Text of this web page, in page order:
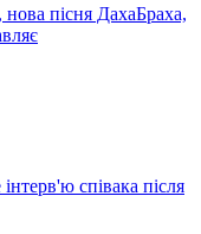
пісня ДахаБраха,
співака після